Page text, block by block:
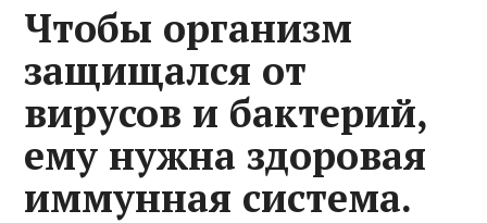
Чтобы организм
защищался от
вирусов и бактерий,
ему нужна здоровая
иммунная система.